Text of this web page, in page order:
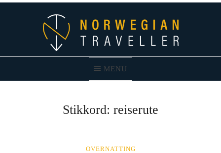
MENU
Norwegian Traveller – Reiseblogg
Stikkord: reiserute
OVERNATTING